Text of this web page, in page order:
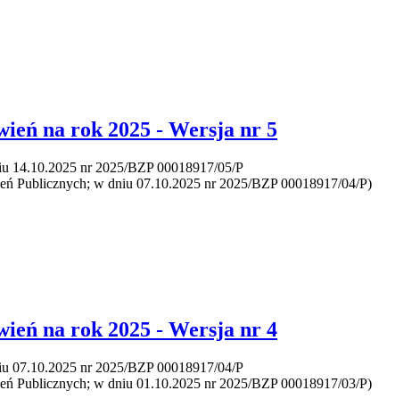
na rok 2025 - Wersja nr 5
14.10.2025 nr 2025/BZP 00018917/05/P
Publicznych; w dniu 07.10.2025 nr 2025/BZP 00018917/04/P)
na rok 2025 - Wersja nr 4
07.10.2025 nr 2025/BZP 00018917/04/P
Publicznych; w dniu 01.10.2025 nr 2025/BZP 00018917/03/P)